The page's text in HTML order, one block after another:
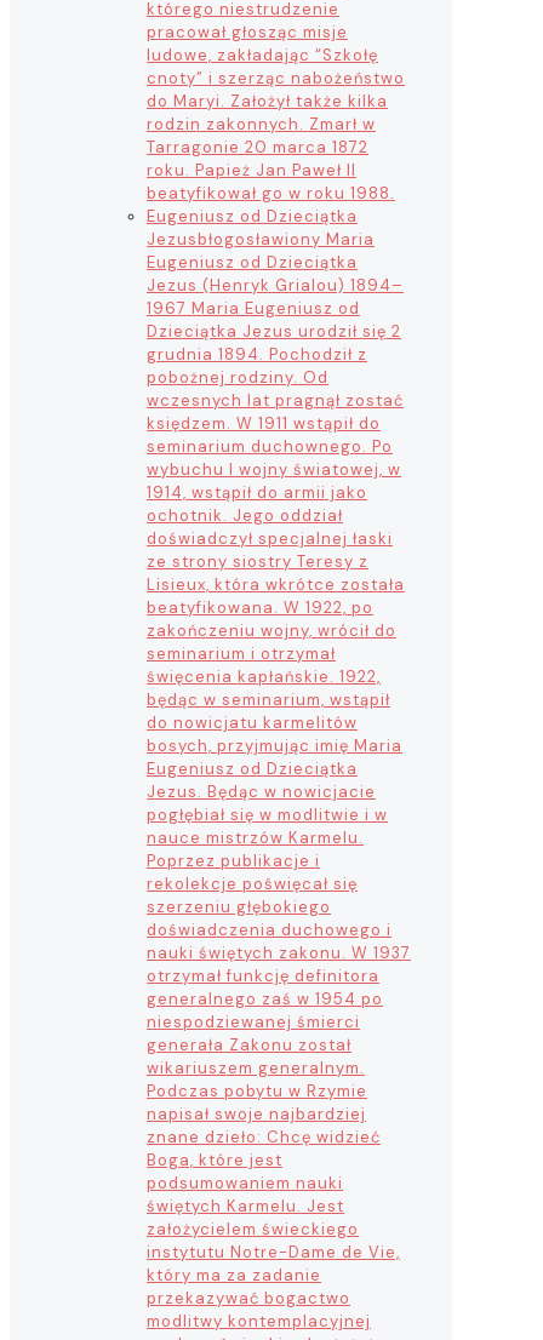
którego niestrudzenie
pracował głosząc misje
ludowe, zakładając “Szkołę
cnoty” i szerząc nabożeństwo
do Maryi. Założył także kilka
rodzin zakonnych. Zmarł w
Tarragonie 20 marca 1872
roku. Papież Jan Paweł II
beatyfikował go w roku 1988.
Eugeniusz od Dzieciątka
Jezusbłogosławiony Maria
Eugeniusz od Dzieciątka
Jezus (Henryk Grialou) 1894–
1967 Maria Eugeniusz od
Dzieciątka Jezus urodził się 2
grudnia 1894. Pochodził z
pobożnej rodziny. Od
wczesnych lat pragnął zostać
księdzem. W 1911 wstąpił do
seminarium duchownego. Po
wybuchu I wojny światowej, w
1914, wstąpił do armii jako
ochotnik. Jego oddział
doświadczył specjalnej łaski
ze strony siostry Teresy z
Lisieux, która wkrótce została
beatyfikowana. W 1922, po
zakończeniu wojny, wrócił do
seminarium i otrzymał
święcenia kapłańskie. 1922,
będąc w seminarium, wstąpił
do nowicjatu karmelitów
bosych, przyjmując imię Maria
Eugeniusz od Dzieciątka
Jezus. Będąc w nowicjacie
pogłębiał się w modlitwie i w
nauce mistrzów Karmelu.
Poprzez publikacje i
rekolekcje poświęcał się
szerzeniu głębokiego
doświadczenia duchowego i
nauki świętych zakonu. W 1937
otrzymał funkcję definitora
generalnego zaś w 1954 po
niespodziewanej śmierci
generała Zakonu został
wikariuszem generalnym.
Podczas pobytu w Rzymie
napisał swoje najbardziej
znane dzieło: Chcę widzieć
Boga, które jest
podsumowaniem nauki
świętych Karmelu. Jest
założycielem świeckiego
instytutu Notre-Dame de Vie,
który ma za zadanie
przekazywać bogactwo
modlitwy kontemplacyjnej